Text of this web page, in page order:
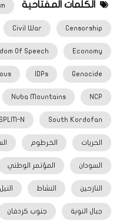
الكلمات المفتاحية
Censorship
Civil War
Economy
Of Speech
Genocide
IDPs
NCP
Nuba Mountains
South Kordofan
SPLM-N
الحريات الخرطوم
السودان المؤتمر الوطني
النازحين النشاط
جبال النوبة جنوب كردفان